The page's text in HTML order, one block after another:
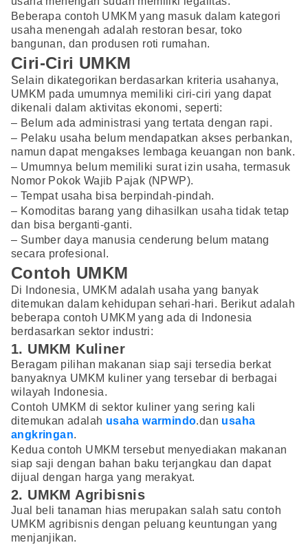
Beberapa contoh UMKM yang masuk dalam kategori
usaha menengah adalah restoran besar, toko
bangunan, dan produsen roti rumahan.
Ciri-Ciri UMKM
Selain dikategorikan berdasarkan kriteria usahanya,
UMKM pada umumnya memiliki ciri-ciri yang dapat
dikenali dalam aktivitas ekonomi, seperti:
– Belum ada administrasi yang tertata dengan rapi.
– Pelaku usaha belum mendapatkan akses perbankan,
namun dapat mengakses lembaga keuangan non bank.
– Umumnya belum memiliki surat izin usaha, termasuk
Nomor Pokok Wajib Pajak (NPWP).
– Tempat usaha bisa berpindah-pindah.
– Komoditas barang yang dihasilkan usaha tidak tetap
dan bisa berganti-ganti.
– Sumber daya manusia cenderung belum matang
secara profesional.
Contoh UMKM
Di Indonesia, UMKM adalah usaha yang banyak
ditemukan dalam kehidupan sehari-hari. Berikut adalah
beberapa contoh UMKM yang ada di Indonesia
berdasarkan sektor industri:
1. UMKM Kuliner
Beragam pilihan makanan siap saji tersedia berkat
banyaknya UMKM kuliner yang tersebar di berbagai
wilayah Indonesia.
Contoh UMKM di sektor kuliner yang sering kali
ditemukan adalah usaha warmindo.dan usaha
angkringan.
Kedua contoh UMKM tersebut menyediakan makanan
siap saji dengan bahan baku terjangkau dan dapat
dijual dengan harga yang merakyat.
2. UMKM Agribisnis
Jual beli tanaman hias merupakan salah satu contoh
UMKM agribisnis dengan peluang keuntungan yang
menjanjikan.